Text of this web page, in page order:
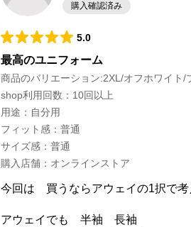
購入確認済み
5.0
最高のユニフォーム
商品のバリエーション:2XL/オフホワイト/
shop利用回数 ： 10回以上
用途 ： 自分用
フィット感 ： 普通
サイズ感 ： 普通
購入店舗 ： オンラインストア
今回は　買うならアウェイの1択で考
アウェイでも　半袖　長袖